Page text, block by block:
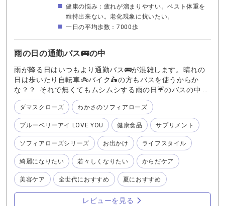
健康の悩み：疲れが溜まりやすい。ベスト体重を
維持出来ない。老化現象に抗いたい。
一日の平均歩数：7000歩
雨の日の通勤バス🚌の中
雨が降る日はいつもより通勤バス🚌が混雑します。晴れの
日は歩いたり自転車🚲バイク🛵の方もバスを使うからか
な？？ それで無くてもムシムシする雨の日☔のバスの中 湿
気と人混みで独特の香りがします💦 自分自身はどう？匂っ
てないかな？ 心配な時もあるので、私はエチケットとして
わかさ生活の薔薇🌹香るサプリメント 『わかさのソフィア
ローズ』を一粒飲んでいます♪ 香水の様な直接の香りでは
無く ほのかに香ってくれるのが良いのです💕 わかさのソフ
ィアローズ』に配合されているローズオイルは、約2,600本
のダマスクローズからたった１ｇしかとれない最高級のロ
ーズオイルを100%使用。 からだの内側から優しく香るダ
マスクローズ🌹の香りを是非お試しくださいね☆
ダマスクローズ わかさのソフィアローズ
ブルーベリーアイ LOVE YOU 健康食品 サプリメント
ソフィアローズシリーズ お出かけ ライフスタイル
綺麗になりたい 若々しくなりたい からだケア
美容ケア 全世代におすすめ 夏におすすめ
レビューを見る